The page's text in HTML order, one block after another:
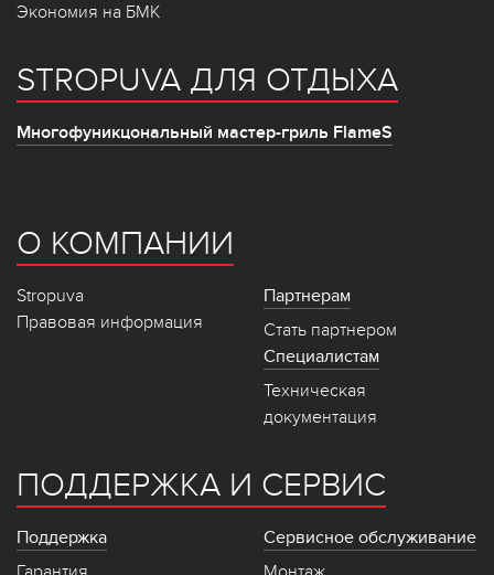
Экономия на БМК
STROPUVA ДЛЯ ОТДЫХА
Многофуникцональный мастер-гриль FlameS
О КОМПАНИИ
Stropuva
Правовая информация
Партнерам
Стать партнером
Специалистам
Техническая
документация
ПОДДЕРЖКА И СЕРВИС
Поддержка
Сервисное обслуживание